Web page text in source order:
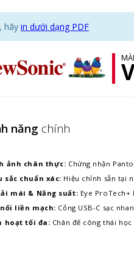
hãy in dưới dạng PDF
năng chính
ảnh chân thực: Chứng nhận
sắc chuẩn xác: Hiệu chỉnh sẵn tại
mái & Năng suất: Eye ProTech+
liền mạch: Cổng USB-C sạc
hoạt tối đa: Chân đế công thái học